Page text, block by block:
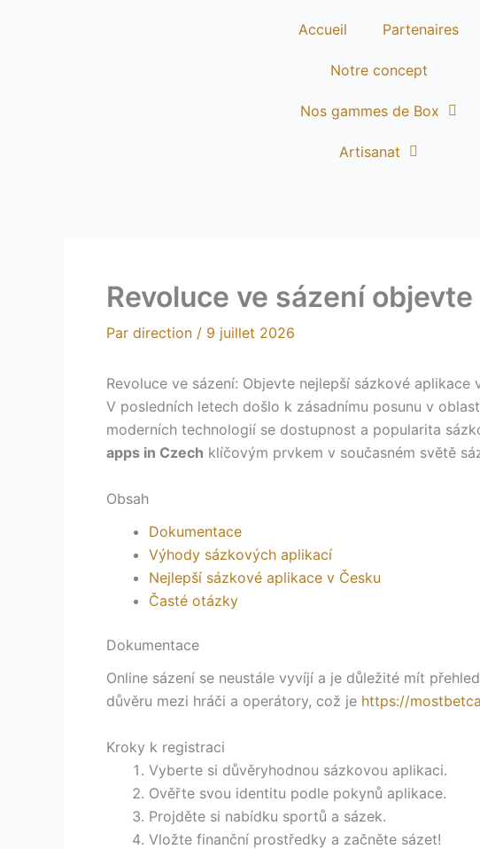
Accueil Partenaires
Notre concept
Nos gammes de Box
Artisanat
Revoluce ve sázení
Par direction / 9 juillet 2026
Revoluce ve sázení: Objevte nejlepší sázkové aplikace
V posledních letech došlo k zásadnímu posunu v
moderních technologií se dostupnost a popularita
apps in Czech klíčovým prvkem v současném světě
Obsah
Dokumentace
Výhody sázkových aplikací
Nejlepší sázkové aplikace v Česku
Časté otázky
Dokumentace
Online sázení se neustále vyvíjí a je důležité mít
důvěru mezi hráči a operátory, což je https://
Kroky k registraci
Vyberte si důvěryhodnou sázkovou aplikaci.
Ověřte svou identitu podle pokynů aplikace.
Projděte si nabídku sportů a sázek.
Vložte finanční prostředky a začněte sázet!